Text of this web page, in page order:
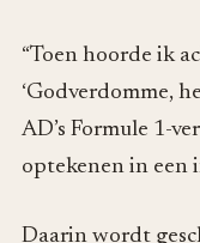
“Toen hoorde ik
‘Godverdomme,
AD’s Formule 1-
optekenen in een
Daarin wordt